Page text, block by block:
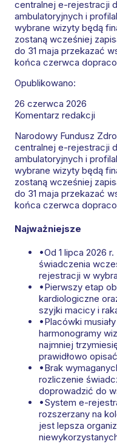
centralnej e-rejestracji
ambulatoryjnych i
wybrane wizyty będą
zostaną wcześniej
do 31 maja przekazać
końca czerwca
Opublikowano:
26 czerwca 2026
Komentarz redakcji
Narodowy Fundusz
centralnej e-rejestracji
ambulatoryjnych i
wybrane wizyty będą
zostaną wcześniej
do 31 maja przekazać
końca czerwca
Najważniejsze
•Od 1 lipca 2026
świadczenia
rejestracji w
•Pierwszy etap
kardiologiczne
szyjki macicy i
•Placówki
harmonogramy
najmniej
prawidłowo
•Brak
rozliczenie
doprowadzić do
•System e-
rozszerzany na
jest lepsza